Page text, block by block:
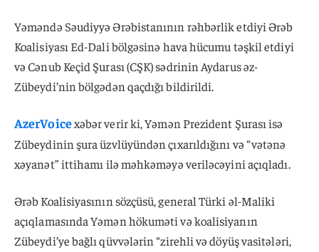
Yəməndə Səudiyyə Ərəbistanının rəhbərlik etdiyi Ərəb
Koalisiyası Ed-Dali bölgəsinə hava hücumu təşkil etdiyi
və Cənub Keçid Şurası (CŞK) sədrinin Aydarus əz-
Zübeydi’nin bölgədən qaçdığı bildirildi.
AzerVoicexəbər verir ki, Yəmən Prezident Şurası isə
Zübeydinin şura üzvlüyündən çıxarıldığını və “vətənə
xəyanət” ittihamı ilə məhkəməyə veriləcəyini açıqladı.
Ərəb Koalisiyasının sözçüsü, general Türki əl-Maliki
açıqlamasında Yəmən hökuməti və koalisiyanın
Zübeydi’ye bağlı qüvvələrin “zirehli və döyüş vasitələri,